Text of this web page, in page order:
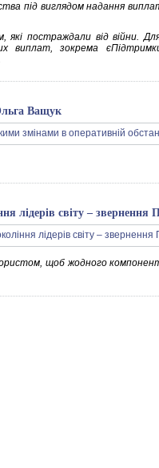
під виглядом надання
які постраждали від війни.
виплат, зокрема
Ващук
лідерів світу – звернення
щоб жодного